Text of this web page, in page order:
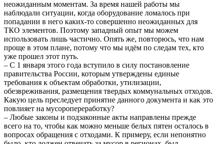
неожиданным моментам. За время нашей работы мы
наблюдали ситуации, когда оборудование ломалось при
попадании в него каких-то совершенно неожиданных для
ТКО элементов. Поэтому западный опыт мы можем
использовать лишь частично. Опять же, повторюсь, что нам
проще в этом плане, потому что мы идём по следам тех, кто
уже прошел этот путь.
– С 1 января этого года вступило в силу постановление
правительства России, которым утверждены единые
требования к объектам обработки, утилизации,
обезвреживания, размещения твердых коммунальных отходов.
Какую цель преследует принятие данного документа и как это
повлияет на мусоропереработку?
– Любые законы и подзаконные акты направлены прежде
всего на то, чтобы как можно меньше белых пятен осталось в
вопросах обращения с отходами. К примеру, если непонятно